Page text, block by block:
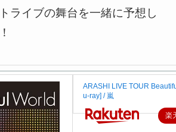
ライブの舞台を一緒に予想し
ARASHI LIVE TOUR
u-ray] / 嵐
楽